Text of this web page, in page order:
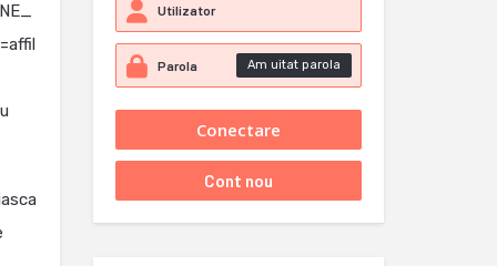
Am uitat parola